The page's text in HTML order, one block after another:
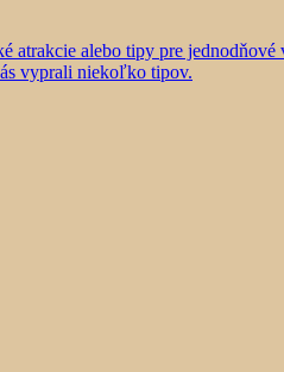
atrakcie alebo tipy pre
vyprali niekoľko tipov.